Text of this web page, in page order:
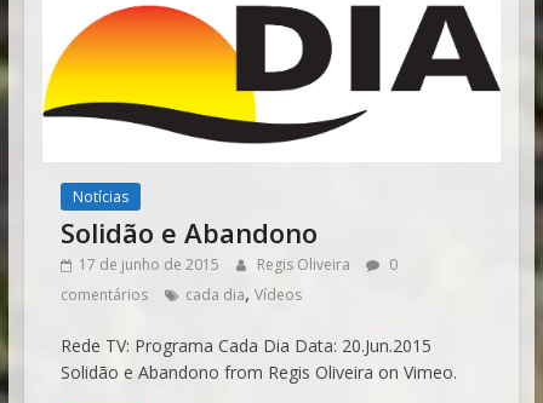
Notícias
Solidão e Abandono
17 de junho de 2015 Regis Oliveira
0
comentários
cada dia, Vídeos
Rede TV: Programa Cada Dia Data: 20.Jun.2015
Solidão e Abandono from Regis Oliveira on Vimeo.